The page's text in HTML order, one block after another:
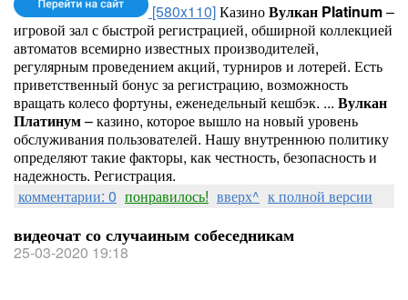
[580x110]КазиноВулкан Platinum–
игровой зал с быстрой регистрацией, обширной коллекцией
автоматов всемирно известных производителей,
регулярным проведением акций, турниров и лотерей. Есть
приветственный бонус за регистрацию, возможность
вращать колесо фортуны, еженедельный кешбэк. ... Вулкан
Платинум– казино, которое вышло на новый уровень
обслуживания пользователей. Нашу внутреннюю политику
определяют такие факторы, как честность, безопасность и
надежность. Регистрация.
комментарии: 0 понравилось! вверх^ к полной версии
видеочат со случаиным собеседникам
25-03-2020 19:18